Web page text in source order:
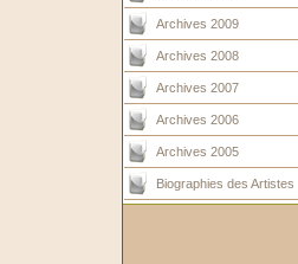
Archives 2009
Archives 2008
Archives 2007
Archives 2006
Archives 2005
Biographies des Artistes